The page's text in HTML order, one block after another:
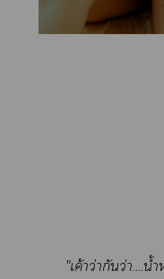
"เค้าว่ากันว่า....